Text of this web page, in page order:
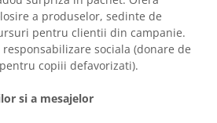
a produselor, sedinte de
pentru clientii din campanie.
sociala (donare de
copiii defavorizati).
si a mesajelor